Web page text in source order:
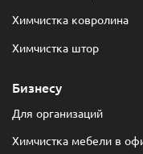
Химчистка ковролина
Химчистка штор
Бизнесу
Для организаций
Химчистка мебели в